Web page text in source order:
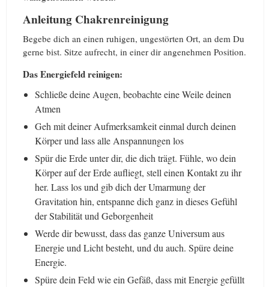
Anleitung Chakrenreinigung
Begebe dich an einen ruhigen, ungestörten Ort, an dem Du
gerne bist. Sitze aufrecht, in einer dir angenehmen Position.
Das Energiefeld reinigen:
Schließe deine Augen, beobachte eine Weile deinen
Atmen
Geh mit deiner Aufmerksamkeit einmal durch deinen
Körper und lass alle Anspannungen los
Spür die Erde unter dir, die dich trägt. Fühle, wo dein
Körper auf der Erde aufliegt, stell einen Kontakt zu ihr
her. Lass los und gib dich der Umarmung der
Gravitation hin, entspanne dich ganz in dieses Gefühl
der Stabilität und Geborgenheit
Werde dir bewusst, dass das ganze Universum aus
Energie und Licht besteht, und du auch. Spüre deine
Energie.
Spüre dein Feld wie ein Gefäß, dass mit Energie gefüllt